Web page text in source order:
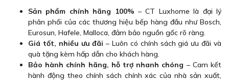
Sản phẩm chính hãng 100% – CT Luxhome là đại lý
phân phối của các thương hiệu bếp hàng đầu như Bosch,
Eurosun, Hafele, Malloca, đảm bảo nguồn gốc rõ ràng.
Giá tốt, nhiều ưu đãi – Luôn có chính sách giá ưu đãi và
quà tặng kèm hấp dẫn cho khách hàng.
Bảo hành chính hãng, hỗ trợ nhanh chóng – Cam kết
hành động theo chính sách chính xác của nhà sản xuất,